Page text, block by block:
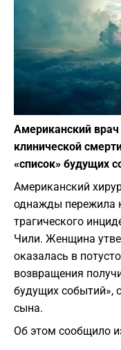
Американский
клинической
«список» будущих
Американский
однажды пережила
трагического
Чили. Женщина
оказалась в
возвращения
будущих событий»,
сына.
Об этом сообщило